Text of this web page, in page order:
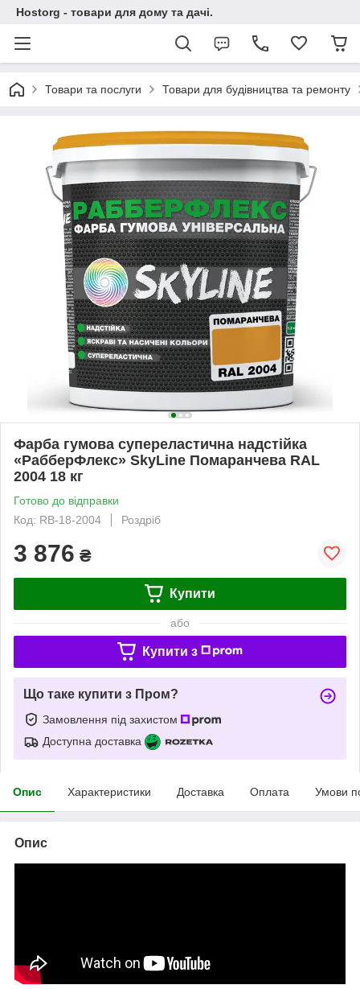
Hostorg - товари для дому та дачі.
Товари та послуги Товари для будівництва та ремонту
Фарба гумова супереластична надстійка
«РабберФлекс» SkyLine Помаранчева RAL
2004 18 кг
Готово до відправки
Код: RB-18-2004
Роздріб
3 876 ₴
Купити
або
Купити з
Що таке купити з Пром?
Замовлення під захистом
Доступна доставка
Опис Характеристики Доставка Оплата Умови
Опис